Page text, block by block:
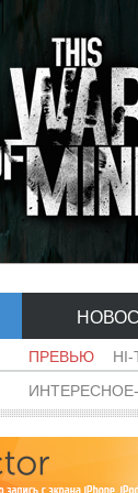
ПРЕВЬЮ HI-